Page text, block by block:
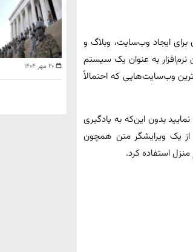
ایجاد وب‌سایت، وبلاگ و
از سال 2003 منتشر شده است. این نرم‌افزار به عنوان یک سیستم
دارد. امروزه برای ساخت بیش از 27% و محبوب‌ترین وب‌سایت‌هایی که احتمالاً
بدون این‌که به یادگیری
از یک ویرایشگر متن همچون
استفاده کرد.
۲۰ مهر ۱۴۰۴